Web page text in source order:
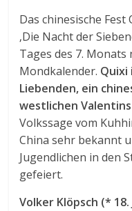
Das chinesische Fest
‚Die Nacht der
Tages des 7. Monats
Mondkalender. Quixi
Liebenden, ein
westlichen
Volkssage vom
China sehr bekannt
Jugendlichen in den
gefeiert.
Volker Klöpsch (*